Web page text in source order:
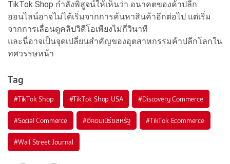
TikTok Shop กำลังพิสูจน์ให้เห็นว่า อนาคตของค้าปลีก
ออนไลน์อาจไม่ได้เริ่มจากการค้นหาสินค้าอีกต่อไป แต่เริ่ม
จากการเลื่อนดูคลิปวิดีโอเพียงไม่กี่วินาที
และนี่อาจเป็นจุดเปลี่ยนสำคัญของอุตสาหกรรมค้าปลีกโลกใน
ทศวรรษหน้า
Tag
#TikTok Shop #TikTok Shop USA #Discovery Commerce
#Social Commerce #อีคอมเมิร์ซสหรัฐ #TikTok Ecommerce
#Wall Street Journal